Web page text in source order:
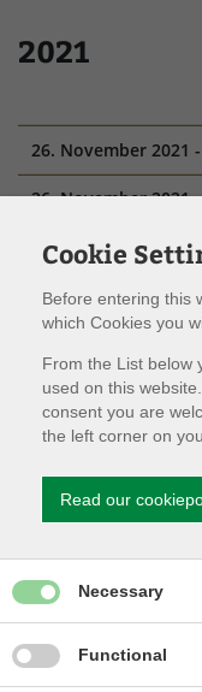
2021
26. November 2021
26. November 2021
1. Oktober 2021 -
1. Oktober 2021 -
25. Juni 2021 -
25. Juni 2021 -
23. April 2021 -
26. Februar 2021 -
Cookie
Before entering this
which Cookies you
From the List below
used on this
consent you are
the left corner on
Read our
Necessary
Give permission for
Functional
Give permission for